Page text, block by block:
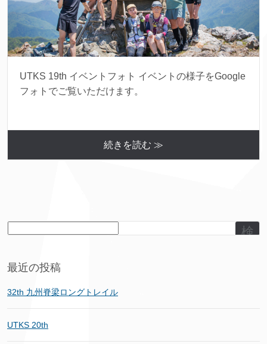
UTKS 19th イベントフォト イベントの様子をGoogle
フォトでご覧いただけます。
続きを読む ≫
検
最近の投稿
32th 九州脊梁ロングトレイル
UTKS 20th